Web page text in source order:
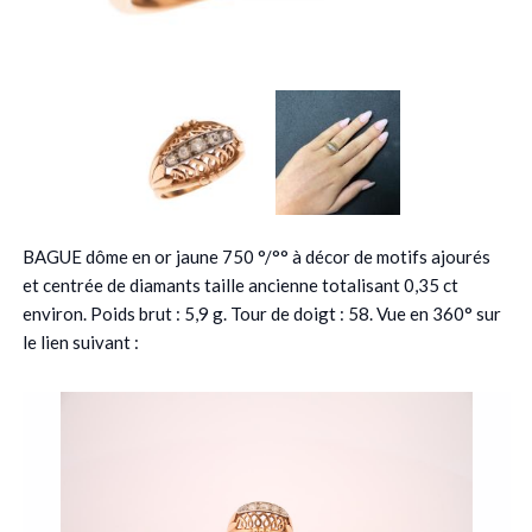
BAGUE dôme en or jaune 750 °/°° à décor de motifs ajourés
et centrée de diamants taille ancienne totalisant 0,35 ct
environ. Poids brut : 5,9 g. Tour de doigt : 58. Vue en 360° sur
le lien suivant :